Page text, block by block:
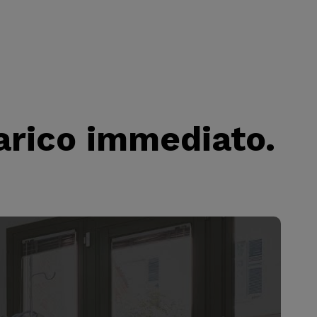
immediato.